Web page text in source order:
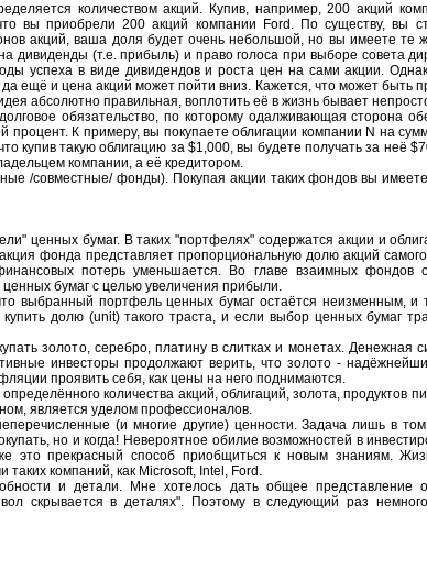
количеством акций. Купив, например, 200 акций
вы приобрели 200 акций компании Ford. По существу, вы
акций, ваша доля будет очень небольшой, но вы имеете те
дивиденды (т.е. прибыль) и право голоса при выборе совета
успеха в виде дивидендов и роста цен на сами акции.
ещё и цена акций может пойти вниз. Кажется, что может быть
абсолютно правильная, воплотить её в жизнь бывает
обязательство, по которому одалживающая сторона
процент. К примеру, вы покупаете облигации компании N на
купив такую облигацию за $1,000, вы будете получать за неё
компании, а её кредитором.
/совместные/ фонды). Покупая акции таких фондов вы
ценных бумаг. В таких "портфелях" содержатся акции и
фонда представляет пропорциональную долю акций
потерь уменьшается. Во главе взаимных фондов
бумаг с целью увеличения прибыли.
выбранный портфель ценных бумаг остаётся неизменным, и
долю (unit) такого траста, и если выбор ценных бумаг
золото, серебро, платину в слитках и монетах. Денежная
инвесторы продолжают верить, что золото -
проявить себя, как цены на него поднимаются.
количества акций, облигаций, золота, продуктов
является уделом профессионалов.
(и многие другие) ценности. Задача лишь в
но и когда! Невероятное обилие возможностей в
это прекрасный способ приобщиться к новым знаниям.
компаний, как Microsoft, Intel, Ford.
и детали. Мне хотелось дать общее представление
скрывается в деталях". Поэтому в следующий раз